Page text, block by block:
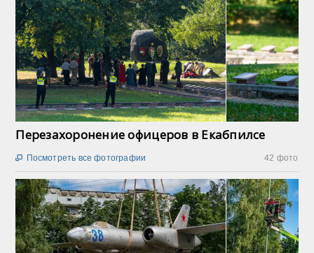
Перезахоронение офицеров в Екабпилсе
42 фото
 Посмотреть все фотографии